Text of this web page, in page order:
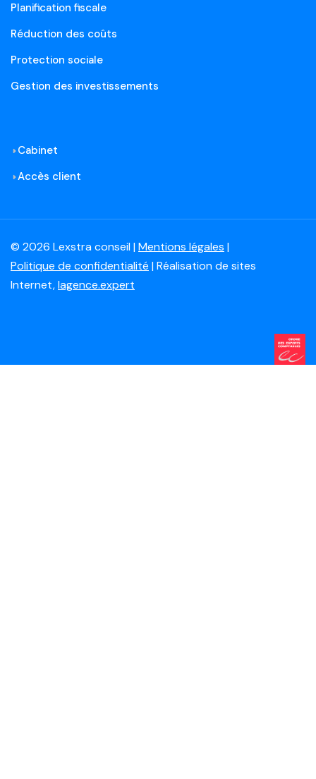
Planification fiscale
Réduction des coûts
Protection sociale
Gestion des investissements
Cabinet
Accès client
© 2026 Lexstra conseil |Mentions légales |
Politique de confidentialité | Réalisation de sites
Internet,lagence.expert